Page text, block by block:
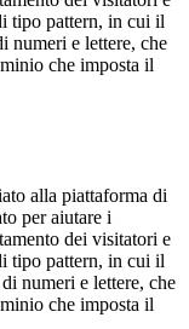
tipo pattern, in cui il
numeri e lettere, che
che imposta il
alla piattaforma di
per aiutare i
dei visitatori e
tipo pattern, in cui il
numeri e lettere, che
che imposta il